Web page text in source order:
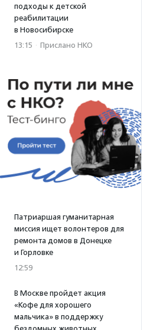
подходы к детской
реабилитации
в Новосибирске
13:15 · Прислано НКО
Патриаршая гуманитарная
миссия ищет волонтеров для
ремонта домов в Донецке
и Горловке
12:59
В Москве пройдет акция
«Кофе для хорошего
мальчика» в поддержку